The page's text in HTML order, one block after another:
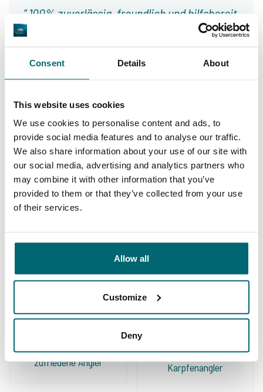
Consent Details About
This website uses cookies
We use cookies to personalise content and ads, to
provide social media features and to analyse our traffic.
We also share information about your use of our site with
our social media, advertising and analytics partners who
may combine it with other information that you’ve
provided to them or that they’ve collected from your use
of their services.
Allow all
Customize
Deny
100% zuverlässig, freundlich und hilfsbereit,
interessante Seen und die richtigen
Angelurlaube und meine erste Wahl für das
10/10 Alijn Danau
Sorgenfreier Urlaub
Karpfengewässern
zufriedene Angler
Von und für
Karpfenangler